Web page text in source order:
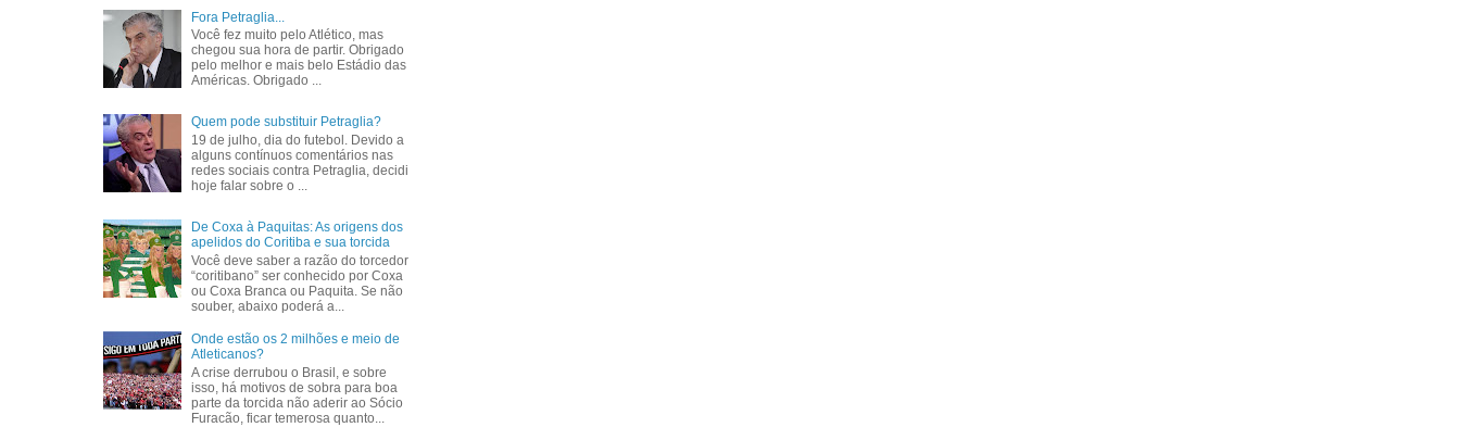
Fora Petraglia...
Você fez muito pelo Atlético, mas
chegou sua hora de partir. Obrigado
pelo melhor e mais belo Estádio das
Américas. Obrigado ...
Quem pode substituir Petraglia?
19 de julho, dia do futebol. Devido a
alguns contínuos comentários nas
redes sociais contra Petraglia, decidi
hoje falar sobre o ...
De Coxa à Paquitas: As origens dos
apelidos do Coritiba e sua torcida
Você deve saber a razão do torcedor
“coritibano” ser conhecido por Coxa
ou Coxa Branca ou Paquita. Se não
souber, abaixo poderá a...
Onde estão os 2 milhões e meio de
Atleticanos?
A crise derrubou o Brasil, e sobre
isso, há motivos de sobra para boa
parte da torcida não aderir ao Sócio
Furacão, ficar temerosa quanto...